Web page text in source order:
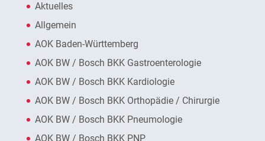
Aktuelles
Allgemein
AOK Baden-Württemberg
AOK BW / Bosch BKK Gastroenterologie
AOK BW / Bosch BKK Kardiologie
AOK BW / Bosch BKK Orthopädie / Chirurgie
AOK BW / Bosch BKK Pneumologie
AOK BW / Bosch BKK PNP